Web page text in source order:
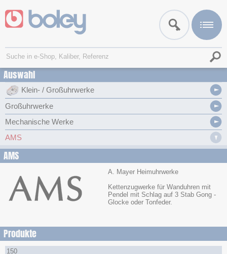
Auswahl
Klein- / Großuhrwerke
Großuhrwerke
Mechanische Werke
AMS
AMS
A. Mayer Heimuhrwerke
Kettenzugwerke für Wanduhren mit
Pendel mit Schlag auf 3 Stab Gong -
Glocke oder Tonfeder.
Produkte
150